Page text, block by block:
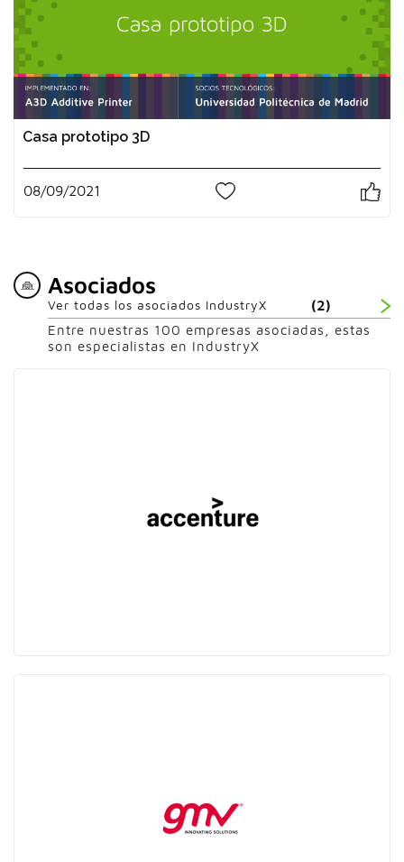
Casa prototipo 3D
08/09/2021
Asociados
Ver todas los asociados IndustryX (2)
Entre nuestras 100 empresas asociadas, estas
son especialistas en IndustryX